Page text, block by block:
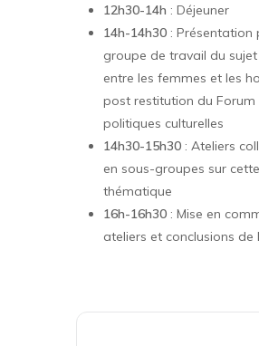
12h30-14h : Déjeuner
14h-14h30 : Présentation
groupe de travail du sujet
entre les femmes et les
post restitution du Forum
politiques culturelles
14h30-15h30 : Ateliers
en sous-groupes sur cette
thématique
16h-16h30 : Mise en
ateliers et conclusions de